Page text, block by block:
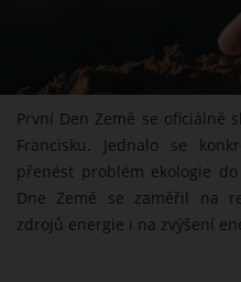
První Den Země se oficiálně
Francisku. Jednalo se
přenést problém ekologie
Dne Země se zaměřil na
zdrojů energie i na zvýšení